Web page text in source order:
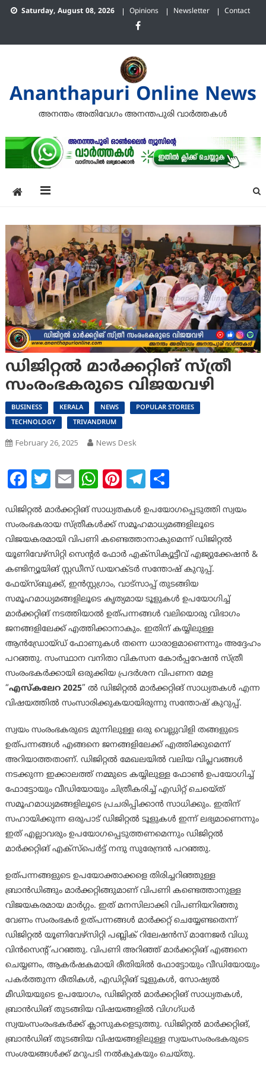
Skip Saturday, August 08, 2026 Opinions Newsletter Contact
Ananthapuri Online News
അനന്തം അതിവേഗം അനന്തപുരി വാര്‍ത്തകള്‍
ഡിജിറ്റൽ മാർക്കറ്റിങ് സ്ത്രീ
സംരംഭകരുടെ വിജയവഴി
BUSINESS KERALA NEWS
POPULAR STORIES
TECHNOLOGY
TRIVANDRUM
February 26, 2025 News Desk
Facebook
Twitter
EmailWhatsApp
Pinterest
Telegram
Share
ഡിജിറ്റൽ മാർക്കറ്റിങ് സാധ്യതകൾ ഉപയോഗപ്പെടുത്തി സ്വയം
സംരംഭകരായ സ്ത്രീകൾക്ക് സമൂഹമാധ്യമങ്ങളിലൂടെ
വിജയകരമായി വിപണി കണ്ടെത്താനാകുമെന്ന് ഡിജിറ്റൽ
യൂണിവേഴ്സിറ്റി സെൻ്റർ ഫോർ എക്സിക്യൂട്ടീവ് എജ്യുക്കേഷൻ &
കണ്ടിന്യൂയിങ് സ്റ്റഡീസ് ഡയറക്ടർ സന്തോഷ് കുറുപ്പ്.
ഫേയ്സ്ബുക്ക്, ഇൻസ്റ്റഗ്രാം, വാട്സാപ്പ് തുടങ്ങിയ
സമൂഹമാധ്യമങ്ങളിലൂടെ കൃത്യമായ ടൂളുകൾ ഉപയോഗിച്ച്
മാർക്കറ്റിങ് നടത്തിയാൽ ഉത്പന്നങ്ങൾ വലിയൊരു വിഭാഗം
ജനങ്ങളിലേക്ക് എത്തിക്കാനാകും. ഇതിന് കയ്യിലുള്ള
ആൻഡ്രോയ്ഡ് ഫോണുകൾ തന്നെ ധാരാളമാണെന്നും അദ്ദേഹം
പറഞ്ഞു. സംസ്ഥാന വനിതാ വികസന കോർപ്പറേഷൻ സ്ത്രീ
സംരംഭകർക്കായി ഒരുക്കിയ പ്രദർശന വിപണന മേള
“എസ്കലേറ 2025” ൽ ഡിജിറ്റൽ മാർക്കറ്റിങ് സാധ്യതകൾ എന്ന
വിഷയത്തിൽ സംസാരിക്കുകയായിരുന്നു സന്തോഷ് കുറുപ്പ്.
സ്വയം സംരംഭകരുടെ മുന്നിലുള്ള ഒരു വെല്ലുവിളി തങ്ങളുടെ
ഉത്പന്നങ്ങൾ എങ്ങനെ ജനങ്ങളിലേക്ക് എത്തിക്കുമെന്ന്
അറിയാത്തതാണ്. ഡിജിറ്റൽ മേഖലയിൽ വലിയ വിപ്ലവങ്ങൾ
നടക്കുന്ന ഇക്കാലത്ത് നമ്മുടെ കയ്യിലുള്ള ഫോൺ ഉപയോഗിച്ച്
ഫോട്ടോയും വീഡിയോയും ചിത്രീകരിച്ച് എഡിറ്റ് ചെയെ്ത്
സമൂഹമാധ്യമങ്ങളിലൂടെ പ്രചരിപ്പിക്കാൻ സാധിക്കും. ഇതിന്
സഹായിക്കുന്ന ഒരുപാട് ഡിജിറ്റൽ ടൂളുകൾ ഇന്ന് ലഭ്യമാണെന്നും
ഇത് എല്ലാവരും ഉപയോഗപ്പെടുത്തണമെന്നും ഡിജിറ്റൽ
മാർക്കറ്റിങ് എക്സ്പെർട്ട് നന്ദു സുരേന്ദ്രൻ പറഞ്ഞു.
ഉത്പന്നങ്ങളുടെ ഉപയോക്താക്കളെ തിരിച്ചറിഞ്ഞുള്ള
ബ്രാൻഡിങ്ങും മാർക്കറ്റിങ്ങുമാണ് വിപണി കണ്ടെത്താനുള്ള
വിജയകരമായ മാർഗ്ഗം. ഇത് മനസിലാക്കി വിപണിയറിഞ്ഞു
വേണം സംരംഭകർ ഉത്പന്നങ്ങൾ മാർക്കറ്റ് ചെയ്യേണ്ടതെന്ന്
ഡിജിറ്റൽ യൂണിവേഴ്സിറ്റി പബ്ലിക് റിലേഷൻസ് മാനേജർ വിധു
വിൻസെൻ്റ് പറഞ്ഞു. വിപണി അറിഞ്ഞ് മാർക്കറ്റിങ് എങ്ങനെ
ചെയ്യണം, ആകർഷകമായി രീതിയിൽ ഫോട്ടോയും വീഡിയോയും
പകർത്തുന്ന രീതികൾ, എഡിറ്റിങ് ടൂളുകൾ, സോഷ്യൽ
മീഡിയയുടെ ഉപയോഗം, ഡിജിറ്റൽ മാർക്കറ്റിങ് സാധ്യതകൾ,
ബ്രാൻഡിങ് തുടങ്ങിയ വിഷയങ്ങളിൽ വിഗഗ്ധർ
സ്വയംസംരംഭകർക്ക് ക്ലാസുകളെടുത്തു. ഡിജിറ്റൽ മാർക്കറ്റിങ്,
ബ്രാൻഡിങ് തുടങ്ങിയ വിഷയങ്ങളിലുള്ള സ്വയംസംരംഭകരുടെ
സംശയങ്ങൾക്ക് മറുപടി നൽകുകയും ചെയ്തു.